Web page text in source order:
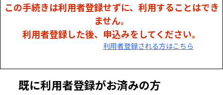
この手続きは利用者登録せずに、利用することはでき
ません。
利用者登録した後、申込みをしてください。
利用者登録される方はこちら
既に利用者登録がお済みの方